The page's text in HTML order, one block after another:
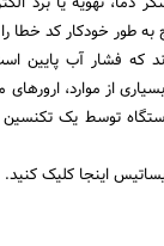
طور خودکار کد خطا
که فشار آب
از موارد،
توسط یک
اینجا کلیک کنید.